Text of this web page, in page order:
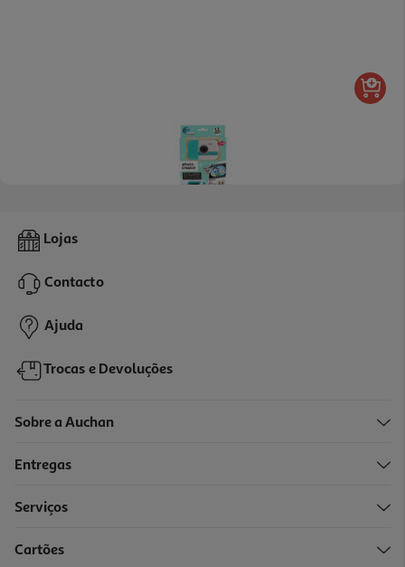
Camera Waterproof Photo Creator
49,99 €
Lojas
Contacto
Ajuda
Trocas e Devoluções
Sobre a Auchan
Entregas
Serviços
Cartões